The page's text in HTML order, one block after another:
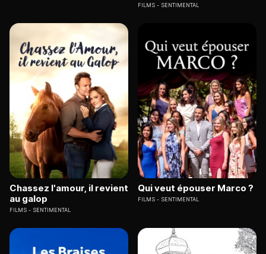
FILMS SENTIMENTAL
Chassez l'amour, il revient
au galop
FILMS SENTIMENTAL
Qui veut épouser Marco ?
FILMS SENTIMENTAL